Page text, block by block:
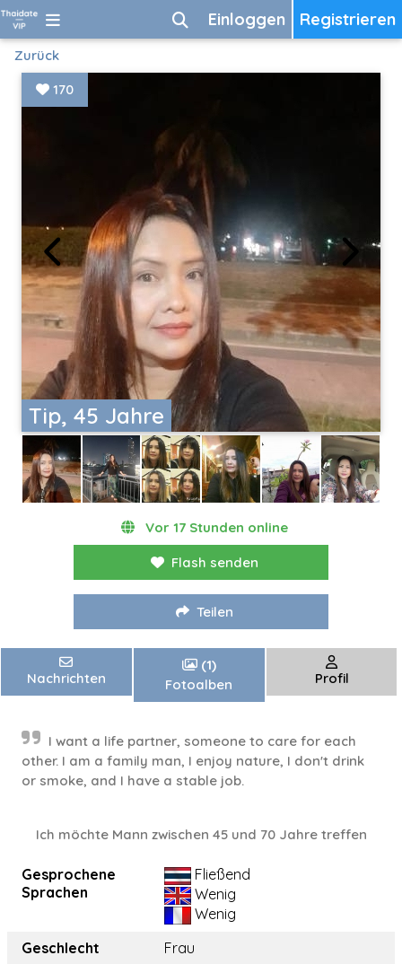
Registrieren
Einloggen
Zurück
Tip, 45 Jahre
170
Vor 17 Stunden online
Flash senden
Teilen
Nachrichten
(1)
Fotoalben
Profil
I want a life partner, someone to care for each
other. I am a family man, I enjoy nature, I don't drink
or smoke, and I have a stable job.
Ich möchte Mann zwischen 45 und 70 Jahre treffen
Gesprochene
Sprachen
Fließend
Wenig
Wenig
Geschlecht
Frau